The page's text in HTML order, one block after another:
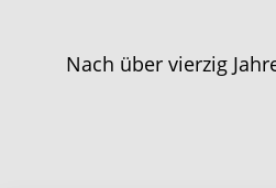
Nach über vierzig